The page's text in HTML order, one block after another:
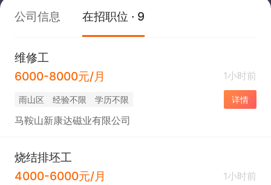
公司信息 在招职位 · 9
维修工
6000-8000元/月
1小时前
雨山区 经验不限 学历不限 详情
马鞍山新康达磁业有限公司
烧结排坯工
4000-6000元/月
1小时前